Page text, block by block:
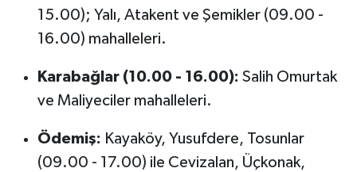
15.00); Yalı, Atakent ve Şemikler (09.00 -
16.00) mahalleleri.
Karabağlar (10.00 - 16.00): Salih Omurtak
ve Maliyeciler mahalleleri.
Ödemiş: Kayaköy, Yusufdere, Tosunlar
(09.00 - 17.00) ile Cevizalan, Üçkonak,